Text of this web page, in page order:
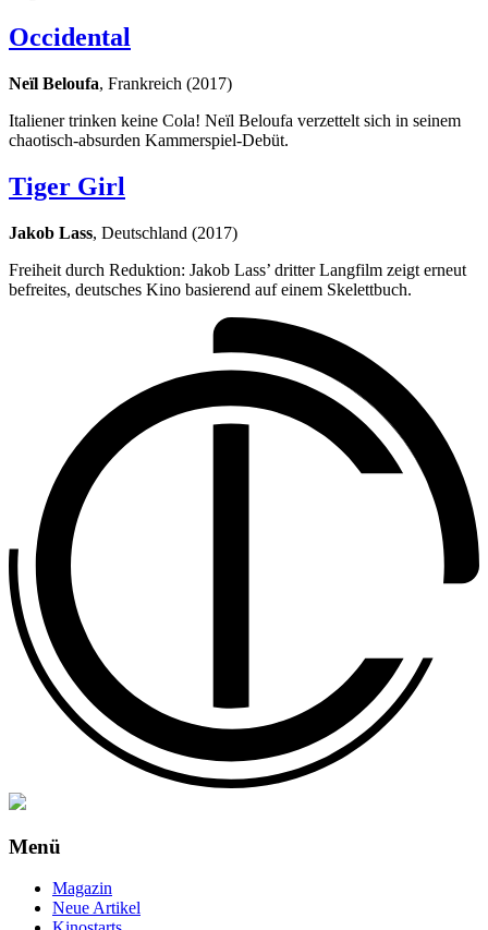
Occidental
Neïl Beloufa, Frankreich (2017)
Italiener trinken keine Cola! Neïl Beloufa verzettelt sich in seinem
chaotisch-absurden Kammerspiel-Debüt.
Tiger Girl
Jakob Lass, Deutschland (2017)
Freiheit durch Reduktion: Jakob Lass’ dritter Langfilm zeigt erneut
befreites, deutsches Kino basierend auf einem Skelettbuch.
Menü
Magazin
Neue Artikel